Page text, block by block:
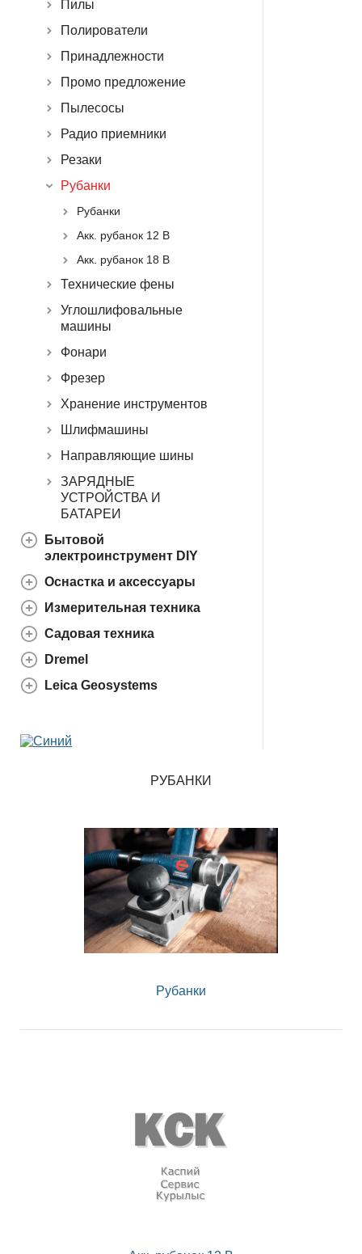
Пилы
Полирователи
Принадлежности
Промо предложение
Пылесосы
Радио приемники
Резаки
Рубанки
Рубанки
Акк. рубанок 12 В
Акк. рубанок 18 В
Технические фены
Углошлифовальные
машины
Фонари
Фрезер
Хранение инструментов
Шлифмашины
Направляющие шины
ЗАРЯДНЫЕ
УСТРОЙСТВА И
БАТАРЕИ
Бытовой
электроинструмент DIY
Оснастка и аксессуары
Измерительная техника
Садовая техника
Dremel
Leica Geosystems
РУБАНКИ
Рубанки